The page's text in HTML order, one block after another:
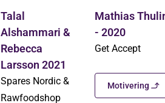
Talal
Alshammari &
Rebecca
Larsson 2021
Spares Nordic &
Rawfoodshop
Mathias
- 2020
Get Accept
Motivering